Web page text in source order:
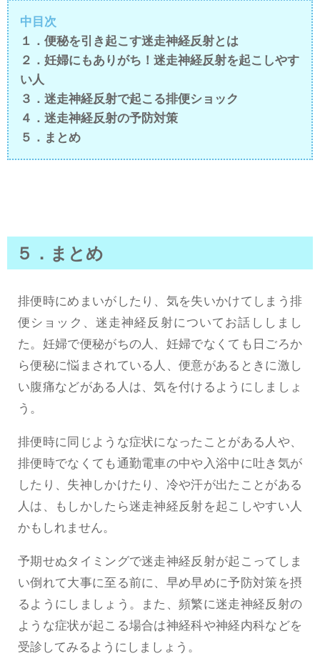
中目次
１．便秘を引き起こす迷走神経反射とは
２．妊婦にもありがち！迷走神経反射を起こしやす
い人
３．迷走神経反射で起こる排便ショック
４．迷走神経反射の予防対策
５．まとめ
５．まとめ
排便時にめまいがしたり、気を失いかけてしまう排
便ショック、迷走神経反射についてお話ししまし
た。妊婦で便秘がちの人、妊婦でなくても日ごろか
ら便秘に悩まされている人、便意があるときに激し
い腹痛などがある人は、気を付けるようにしましょ
う。
排便時に同じような症状になったことがある人や、
排便時でなくても通勤電車の中や入浴中に吐き気が
したり、失神しかけたり、冷や汗が出たことがある
人は、もしかしたら迷走神経反射を起こしやすい人
かもしれません。
予期せぬタイミングで迷走神経反射が起こってしま
い倒れて大事に至る前に、早め早めに予防対策を摂
るようにしましょう。また、頻繁に迷走神経反射の
ような症状が起こる場合は神経科や神経内科などを
受診してみるようにしましょう。